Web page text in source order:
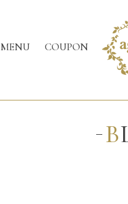
MENU COUPON